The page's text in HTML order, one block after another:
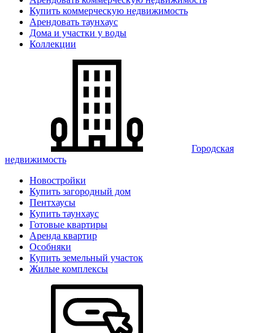
Купить коммерческую недвижимость
Арендовать таунхаус
Дома и участки у воды
Коллекции
Городская
недвижимость
Новостройки
Купить загородный дом
Пентхаусы
Купить таунхаус
Готовые квартиры
Аренда квартир
Особняки
Купить земельный участок
Жилые комплексы